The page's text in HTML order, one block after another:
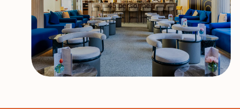
45 personnes